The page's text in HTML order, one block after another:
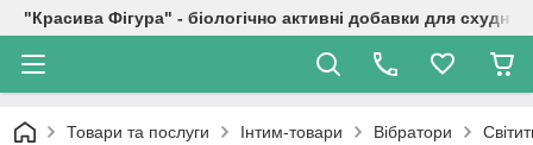
"Красива Фігура" - біологічно активні добавки для
Товари та послуги Інтим-товари Вібратори